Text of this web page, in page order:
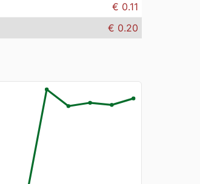
€ 0.11
€ 0.20